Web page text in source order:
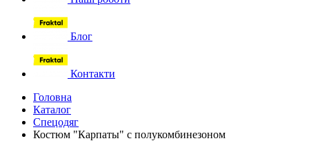
Блог
Контакти
Головна
Каталог
Спецодяг
Костюм "Карпаты" с полукомбинезоном